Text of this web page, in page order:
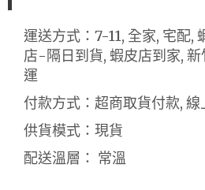
運送方式：7-11, 全家, 宅配,
店-隔日到貨, 蝦皮店到家,
運
付款方式：超商取貨付款,
供貨模式：現貨
配送溫層： 常溫